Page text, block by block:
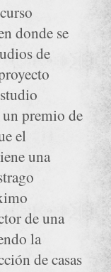
donde se
de
premio de
el
una
de una
la
de casas